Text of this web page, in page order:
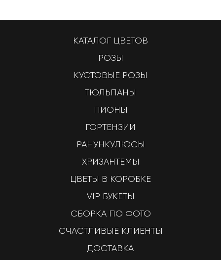
КАТАЛОГ ЦВЕТОВ
РОЗЫ
КУСТОВЫЕ РОЗЫ
ТЮЛЬПАНЫ
ПИОНЫ
ГОРТЕНЗИИ
РАНУНКУЛЮСЫ
ХРИЗАНТЕМЫ
ЦВЕТЫ В КОРОБКЕ
VIP БУКЕТЫ
СБОРКА ПО ФОТО
СЧАСТЛИВЫЕ КЛИЕНТЫ
ДОСТАВКА